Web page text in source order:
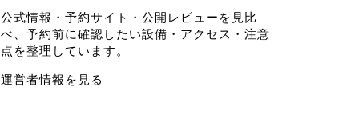
公式情報・予約サイト・公開レビューを見比
べ、予約前に確認したい設備・アクセス・注意
点を整理しています。
運営者情報を見る